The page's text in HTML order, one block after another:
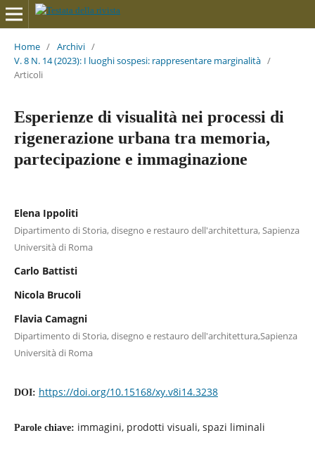
Home / Archivi /
V. 8 N. 14 (2023): I luoghi sospesi: rappresentare marginalità /
Articoli
Esperienze di visualità nei processi di
rigenerazione urbana tra memoria,
partecipazione e immaginazione
Elena Ippoliti
Dipartimento di Storia, disegno e restauro dell'architettura, Sapienza
Università di Roma
Carlo Battisti
Nicola Brucoli
Flavia Camagni
Dipartimento di Storia, disegno e restauro dell'architettura,Sapienza
Università di Roma
DOI: https://doi.org/10.15168/xy.v8i14.3238
Parole chiave: immagini, prodotti visuali, spazi liminali